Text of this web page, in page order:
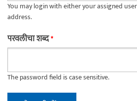
You may login with either your assigned
address.
परवलीचा शब्द*
The password field is case sensitive.